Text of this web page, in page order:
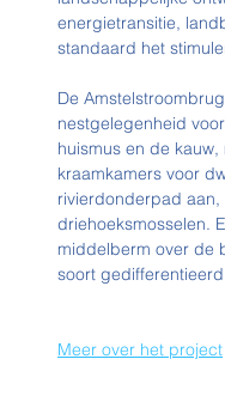
energietransitie,
standaard het
De
nestgelegenheid
huismus en de
kraamkamers voor
rivierdonderpad
driehoeksmosselen.
middelberm over de
soort
Meer over het project